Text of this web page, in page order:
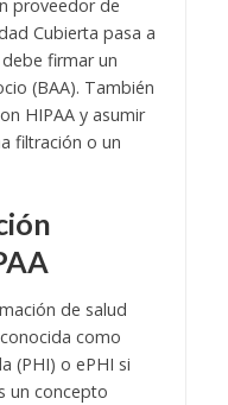
proveedor de
Cubierta pasa a
firmar un
(BAA). También
HIPAA y asumir
filtración o un
de salud
como
(PHI) o ePHI si
un concepto